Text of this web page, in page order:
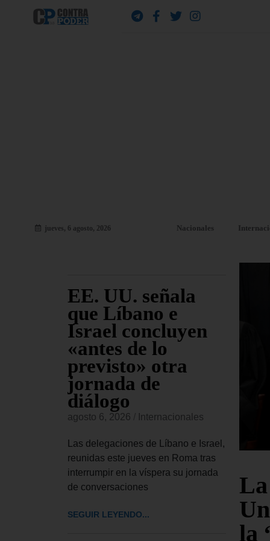
jueves, 6 agosto, 2026 Nacionales
EE. UU. señala
que Líbano e
Israel concluyen
«antes de lo
previsto» otra
jornada de
diálogo
agosto 6, 2026 Internacionales
Las delegaciones de Líbano e Israel,
reunidas este jueves en Roma tras
interrumpir en la víspera su jornada
de conversaciones
SEGUIR LEYENDO...
UU.
cinco
la